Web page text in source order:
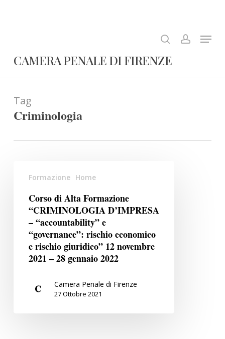
CAMERA PENALE DI FIRENZE
Menu
Tag
Criminologia
Formazione
“CRIMINOLOGIA
D’IMPRESA
“accountability”
“governance”:
Formazione Home
Corso di Alta Formazione
“CRIMINOLOGIA D’IMPRESA
– “accountability” e
“governance”: rischio economico
e rischio giuridico” 12 novembre
2021 – 28 gennaio 2022
Camera Penale di Firenze
27 Ottobre 2021
Menu